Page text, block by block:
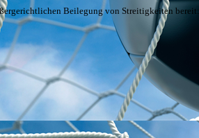
Beilegung von Streitigkeiten bereit: